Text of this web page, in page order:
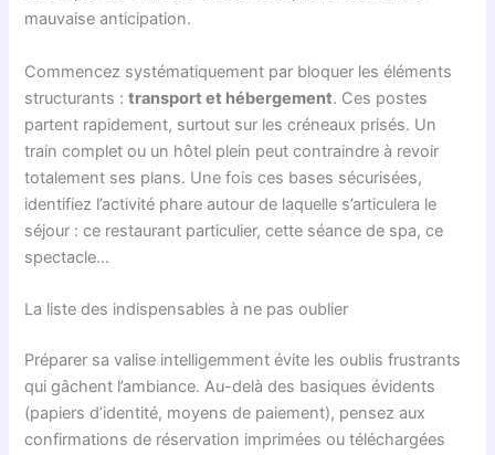
mauvaise anticipation.
Commencez systématiquement par bloquer les éléments
structurants :transport et hébergement. Ces postes
partent rapidement, surtout sur les créneaux prisés. Un
train complet ou un hôtel plein peut contraindre à revoir
totalement ses plans. Une fois ces bases sécurisées,
identifiez l’activité phare autour de laquelle s’articulera le
séjour : ce restaurant particulier, cette séance de spa, ce
spectacle…
La liste des indispensables à ne pas oublier
Préparer sa valise intelligemment évite les oublis frustrants
qui gâchent l’ambiance. Au-delà des basiques évidents
(papiers d’identité, moyens de paiement), pensez aux
confirmations de réservation imprimées ou téléchargées